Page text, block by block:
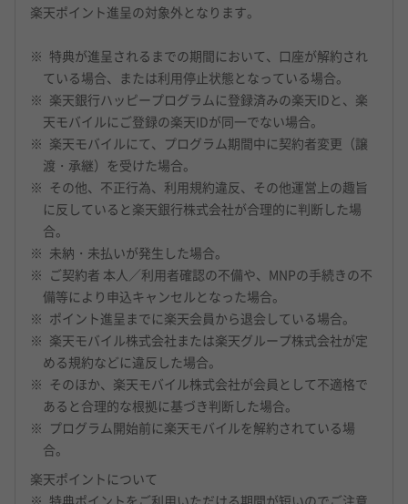
楽天ポイント進呈の対象外となります。
特典が進呈されるまでの期間において、口座が解約され
ている場合、または利用停止状態となっている場合。
楽天銀行ハッピープログラムに登録済みの楽天IDと、楽
天モバイルにご登録の楽天IDが同一でない場合。
楽天モバイルにて、プログラム期間中に契約者変更（譲
渡・承継）を受けた場合。
その他、不正行為、利用規約違反、その他運営上の趣旨
に反していると楽天銀行株式会社が合理的に判断した場
合。
未納・未払いが発生した場合。
ご契約者 本人／利用者確認の不備や、MNPの手続きの不
備等により申込キャンセルとなった場合。
ポイント進呈までに楽天会員から退会している場合。
楽天モバイル株式会社または楽天グループ株式会社が定
める規約などに違反した場合。
そのほか、楽天モバイル株式会社が会員として不適格で
あると合理的な根拠に基づき判断した場合。
プログラム開始前に楽天モバイルを解約されている場
合。
楽天ポイントについて